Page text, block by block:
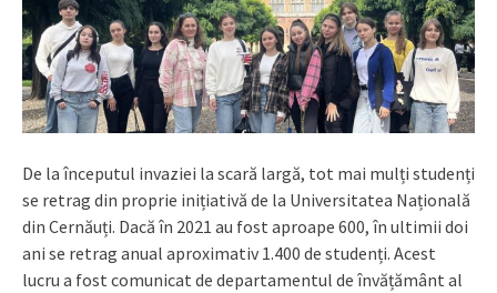
De la începutul invaziei la scară largă, tot mai mulți studenți
se retrag din proprie inițiativă de la Universitatea Națională
din Cernăuți. Dacă în 2021 au fost aproape 600, în ultimii doi
ani se retrag anual aproximativ 1.400 de studenți. Acest
lucru a fost comunicat de departamentul de învățământ al